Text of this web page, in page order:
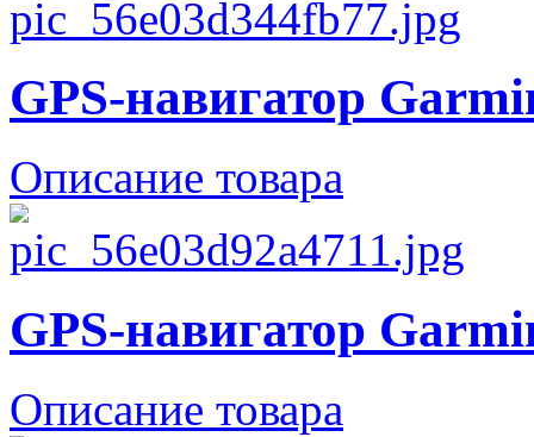
GPS-навигатор
Описание товара
GPS-навигатор
Описание товара